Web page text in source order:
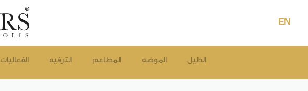
EN
الفعاليات الترفيه المطاعم الموضه الدليل